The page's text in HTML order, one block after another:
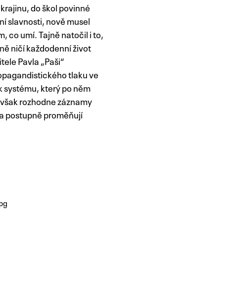
do škol povinné
slavnosti, nově musel
co umí. Tajně natočil i to,
ničí každodenní život
Pavla „Paši“
tlaku ve
který po něm
rozhodne záznamy
postupně proměňují